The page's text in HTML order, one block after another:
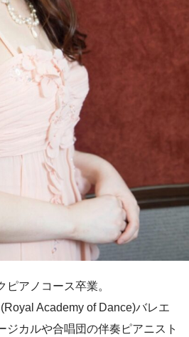
アノコース卒業。
Academy of Dance)バレエ
ジカルや合唱団の伴奏ピアニスト